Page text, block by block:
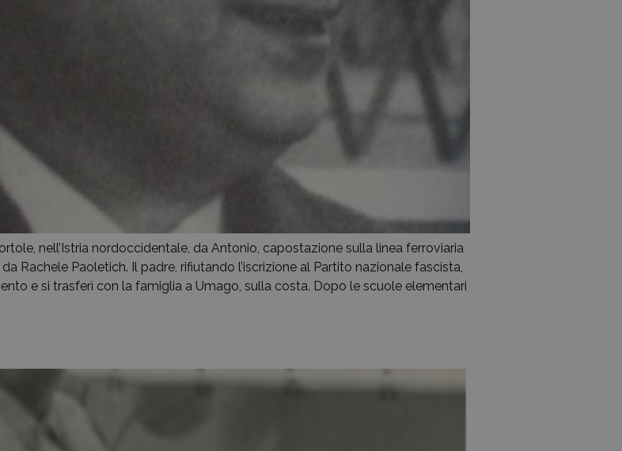
nell’Istria nordoccidentale, da Antonio, capostazione sulla linea ferroviaria
Rachele Paoletich. Il padre, rifiutando l’iscrizione al Partito nazionale fascista,
e si trasferì con la famiglia a Umago, sulla costa. Dopo le scuole elementari